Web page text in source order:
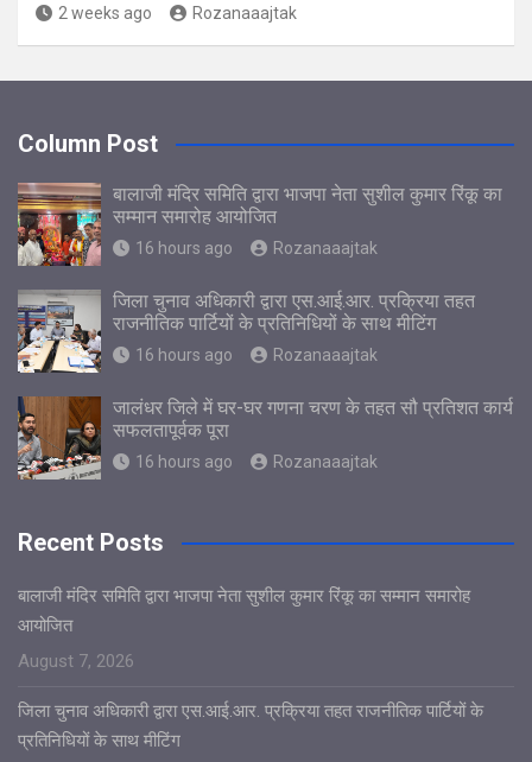
2 weeks ago Rozanaaajtak
Column Post
बालाजी मंदिर समिति द्वारा भाजपा नेता सुशील कुमार रिंकू का
सम्मान समारोह आयोजित
16 hours ago Rozanaaajtak
जिला चुनाव अधिकारी द्वारा एस.आई.आर. प्रक्रिया तहत
राजनीतिक पार्टियों के प्रतिनिधियों के साथ मीटिंग
16 hours ago Rozanaaajtak
जालंधर जिले में घर-घर गणना चरण के तहत सौ प्रतिशत कार्य
सफलतापूर्वक पूरा
16 hours ago Rozanaaajtak
Recent Posts
बालाजी मंदिर समिति द्वारा भाजपा नेता सुशील कुमार रिंकू का सम्मान समारोह
आयोजित
August 7, 2026
जिला चुनाव अधिकारी द्वारा एस.आई.आर. प्रक्रिया तहत राजनीतिक पार्टियों के
प्रतिनिधियों के साथ मीटिंग